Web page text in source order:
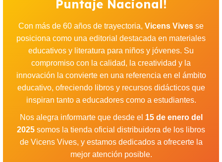
Puntaje Nacional!
Con más de 60 años de trayectoria, Vicens Vives se
posiciona como una editorial destacada en materiales
educativos y literatura para niños y jóvenes. Su
compromiso con la calidad, la creatividad y la
innovación la convierte en una referencia en el ámbito
educativo, ofreciendo libros y recursos didácticos que
inspiran tanto a educadores como a estudiantes.
Nos alegra informarte que desde el 15 de enero del
2025 somos la tienda oficial distribuidora de los libros
de Vicens Vives, y estamos dedicados a ofrecerte la
mejor atención posible.